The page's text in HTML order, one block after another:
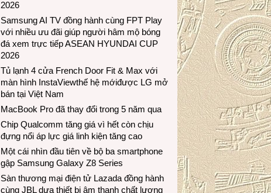
2026
Samsung AI TV đồng hành cùng FPT Play
với nhiều ưu đãi giúp người hâm mộ bóng
đá xem trực tiếp ASEAN HYUNDAI CUP
2026
Tủ lạnh 4 cửa French Door Fit & Max với
màn hình InstaViewthế hệ mớiđược LG mở
bán tại Việt Nam
MacBook Pro đã thay đổi trong 5 năm qua
Chip Qualcomm tăng giá vì hết còn chịu
đựng nổi áp lực giá linh kiện tăng cao
Một cái nhìn đầu tiên về bộ ba smartphone
gập Samsung Galaxy Z8 Series
Sàn thương mại điện tử Lazada đồng hành
cùng JBL dưa thiết bị âm thanh chất lượng